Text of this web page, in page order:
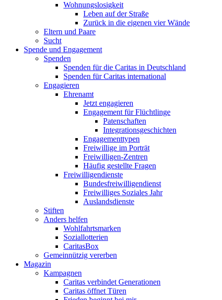
Wohnungslosigkeit
Leben auf der Straße
Zurück in die eigenen vier Wände
Eltern und Paare
Sucht
Spende und Engagement
Spenden
Spenden für die Caritas in Deutschland
Spenden für Caritas international
Engagieren
Ehrenamt
Jetzt engagieren
Engagement für Flüchtlinge
Patenschaften
Integrationsgeschichten
Engagementtypen
Freiwillige im Porträt
Freiwilligen-Zentren
Häufig gestellte Fragen
Freiwilligendienste
Bundesfreiwilligendienst
Freiwilliges Soziales Jahr
Auslandsdienste
Stiften
Anders helfen
Wohlfahrtsmarken
Soziallotterien
CaritasBox
Gemeinnützig vererben
Magazin
Kampagnen
Caritas verbindet Generationen
Caritas öffnet Türen